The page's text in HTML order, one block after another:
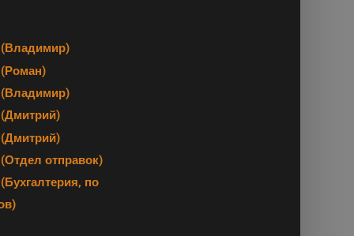
(Владимир)
(Роман)
(Владимир)
(Дмитрий)
отправок)
(Бухгалтерия, по